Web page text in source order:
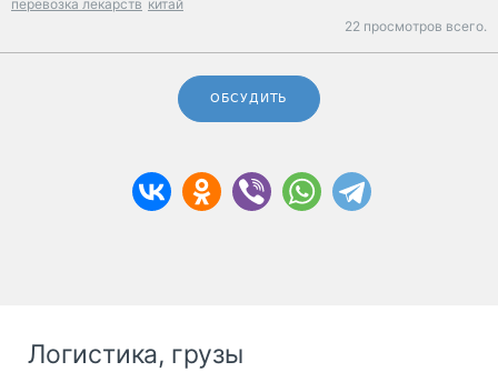
перевозка лекарств китай
22 просмотров всего.
ОБСУДИТЬ
Логистика, грузы